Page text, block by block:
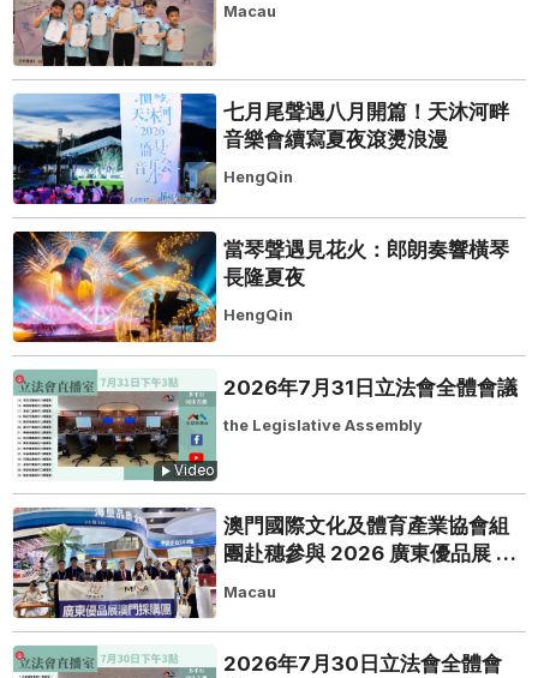
Macau
七月尾聲遇八月開篇！天沐河畔
音樂會續寫夏夜滾燙浪漫
HengQin
當琴聲遇見花火：郎朗奏響橫琴
長隆夏夜
HengQin
Video
2026年7月31日立法會全體會議
the Legislative Assembly
澳門國際文化及體育產業協會組
團赴穗參與 2026 廣東優品展 搭
建粵澳聯動橋樑助推粵品走向葡
Macau
2026年7月30日立法會全體會